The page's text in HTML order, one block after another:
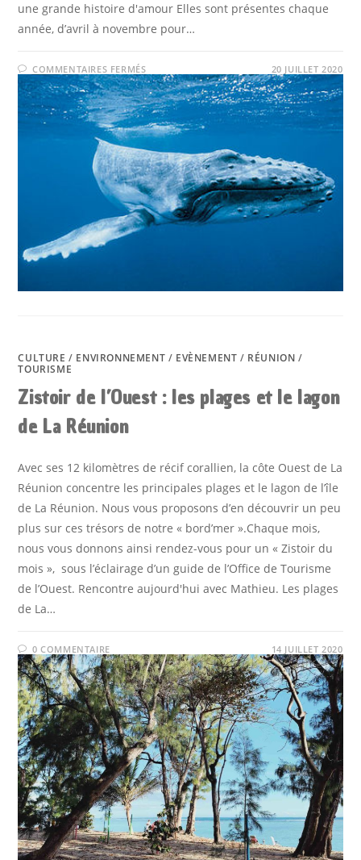
une grande histoire d'amour Elles sont présentes chaque
année, d’avril à novembre pour…
COMMENTAIRES FERMÉSSUR
BALEINES
À
LA
RÉUNION,
L’OBSERVATION,
LA
MISE
À
L’EAU
ET
LA
CHARTE
D’APPROCHE
20 JUILLET 2020
CULTURE / ENVIRONNEMENT / EVÈNEMENT / RÉUNION /
TOURISME
Zistoir de l’Ouest : les plages et le lagon
de La Réunion
Avec ses 12 kilomètres de récif corallien, la côte Ouest de La
Réunion concentre les principales plages et le lagon de l’île
de La Réunion. Nous vous proposons d’en découvrir un peu
plus sur ces trésors de notre « bord’mer ».Chaque mois,
nous vous donnons ainsi rendez-vous pour un « Zistoir du
mois », sous l’éclairage d’un guide de l’Office de Tourisme
de l’Ouest. Rencontre aujourd'hui avec Mathieu. Les plages
de La…
0 COMMENTAIRE 14 JUILLET 2020